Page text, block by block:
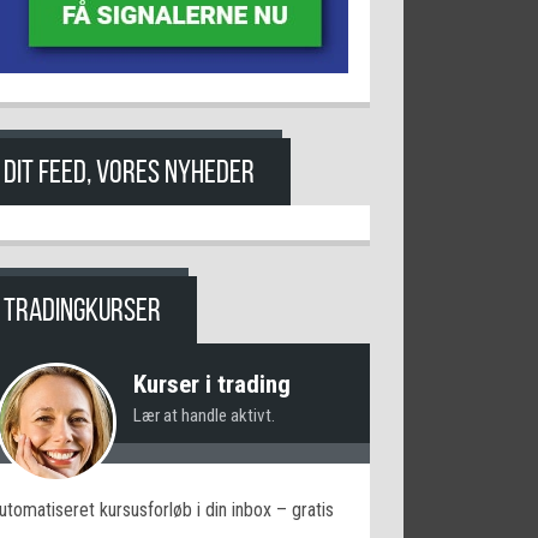
DIT FEED, VORES NYHEDER
TRADINGKURSER
Kurser i trading
Lær at handle aktivt.
kursusforløb i din inbox – gratis